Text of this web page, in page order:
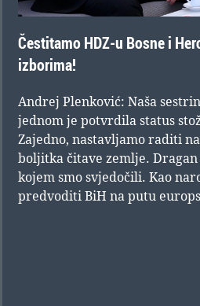
Čestitamo HDZ-u Bosne i
izborima!
Andrej Plenković: Naša
jednom je potvrdila status
Zajedno, nastavljamo raditi
boljitka čitave zemlje.
kojem smo svjedočili. Kao
predvoditi BiH na putu